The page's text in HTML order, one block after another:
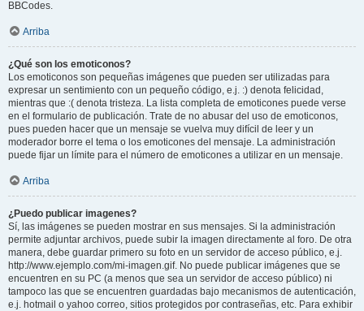
BBCodes.
Arriba
¿Qué son los emoticonos?
Los emoticonos son pequeñas imágenes que pueden ser utilizadas para
expresar un sentimiento con un pequeño código, e.j. :) denota felicidad,
mientras que :( denota tristeza. La lista completa de emoticones puede verse
en el formulario de publicación. Trate de no abusar del uso de emoticonos,
pues pueden hacer que un mensaje se vuelva muy difícil de leer y un
moderador borre el tema o los emoticones del mensaje. La administración
puede fijar un límite para el número de emoticones a utilizar en un mensaje.
Arriba
¿Puedo publicar imagenes?
Sí, las imágenes se pueden mostrar en sus mensajes. Si la administración
permite adjuntar archivos, puede subir la imagen directamente al foro. De otra
manera, debe guardar primero su foto en un servidor de acceso público, e.j.
http://www.ejemplo.com/mi-imagen.gif. No puede publicar imágenes que se
encuentren en su PC (a menos que sea un servidor de acceso público) ni
tampoco las que se encuentren guardadas bajo mecanismos de autenticación,
e.j. hotmail o yahoo correo, sitios protegidos por contraseñas, etc. Para exhibir